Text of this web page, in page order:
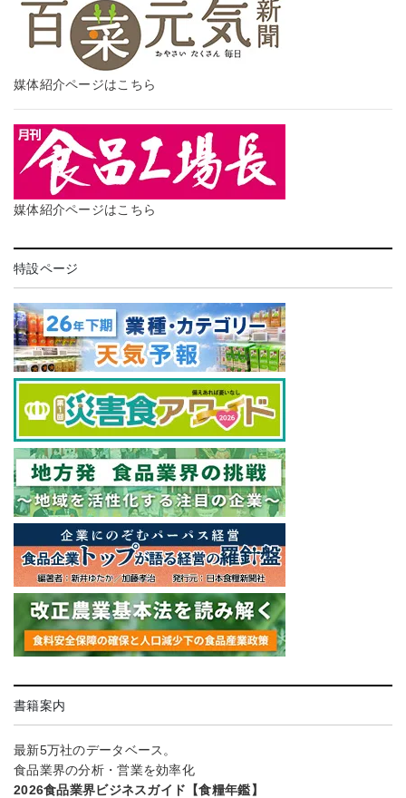
媒体紹介ページはこちら
媒体紹介ページはこちら
特設ページ
書籍案内
最新5万社のデータベース。
食品業界の分析・営業を効率化
2026食品業界ビジネスガイド【食糧年鑑】